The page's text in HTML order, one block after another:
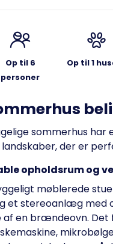
Op til 6
personer
Op til 1
sommerhus
der er
opholdsrum og
møblerede
et stereoanlæg
af en brændeovn. Det